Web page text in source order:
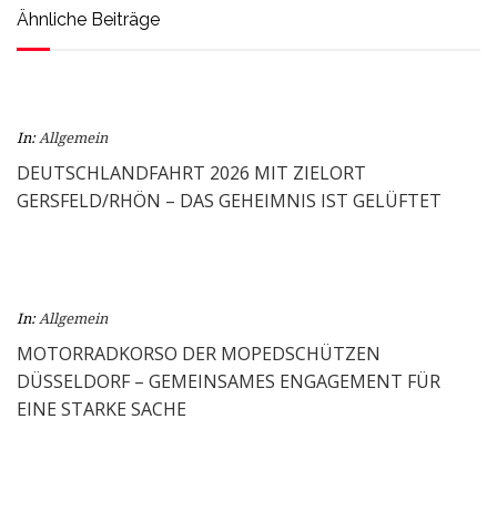
Ähnliche Beiträge
In: Allgemein
DEUTSCHLANDFAHRT 2026 MIT ZIELORT
GERSFELD/RHÖN – DAS GEHEIMNIS IST GELÜFTET
In: Allgemein
MOTORRADKORSO DER MOPEDSCHÜTZEN
DÜSSELDORF – GEMEINSAMES ENGAGEMENT FÜR
EINE STARKE SACHE